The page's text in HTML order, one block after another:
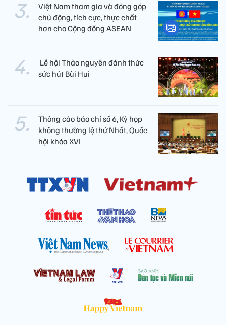
Việt Nam tham gia và đóng góp
chủ động, tích cực, thực chất
hơn cho Cộng đồng ASEAN
​ Lễ hội Thảo nguyên đánh thức
sức hút Bùi Hui
Thông cáo báo chí số 6, Kỳ họp
không thường lệ thứ Nhất, Quốc
hội khóa XVI